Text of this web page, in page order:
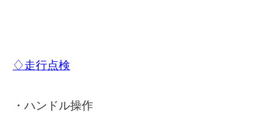
♢走行点検
・ハンドル操作